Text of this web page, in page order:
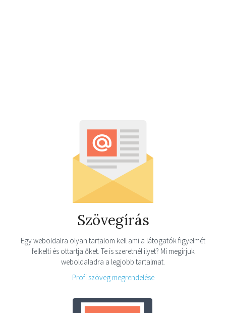
Szövegírás
Egy weboldalra olyan tartalom kell ami a látogatók figyelmét
felkelti és ottartja őket. Te is szeretnél ilyet? Mi megírjuk
weboldaladra a legjobb tartalmat.
Profi szöveg megrendelése